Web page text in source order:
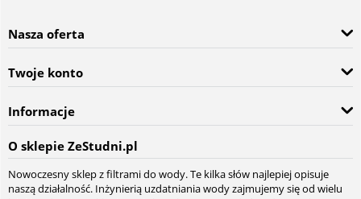
Nasza oferta
Twoje konto
Informacje
O sklepie ZeStudni.pl
Nowoczesny sklep z filtrami do wody. Te kilka słów najlepiej opisuje
naszą działalność. Inżynierią uzdatniania wody zajmujemy się od wielu